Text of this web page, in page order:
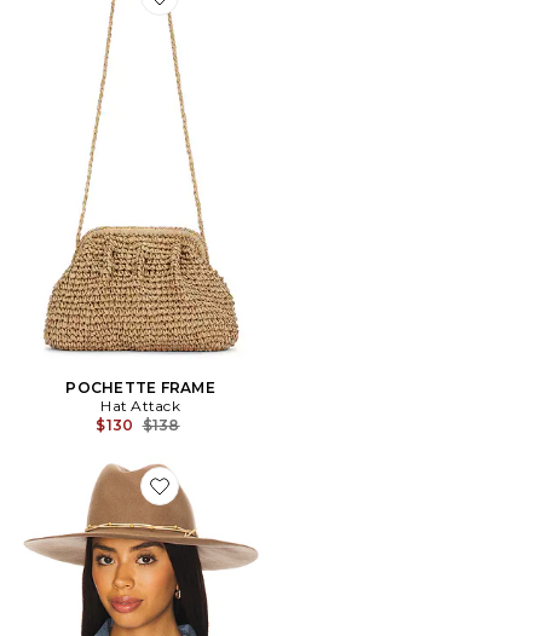
Favorite POCHETTE FRAME
POCHETTE FRAME
Hat Attack
$130 Previous price:
$138
Favorite CHAPEAU DE COWGIRL MOUNTAIN